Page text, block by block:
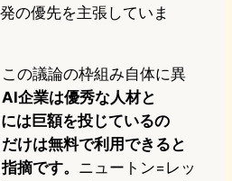
の優先を主張していま
の議論の枠組み自体に異
AI企業は優秀な人材と
は巨額を投じているの
けは無料で利用できると
摘です。 ニュートン=レッ